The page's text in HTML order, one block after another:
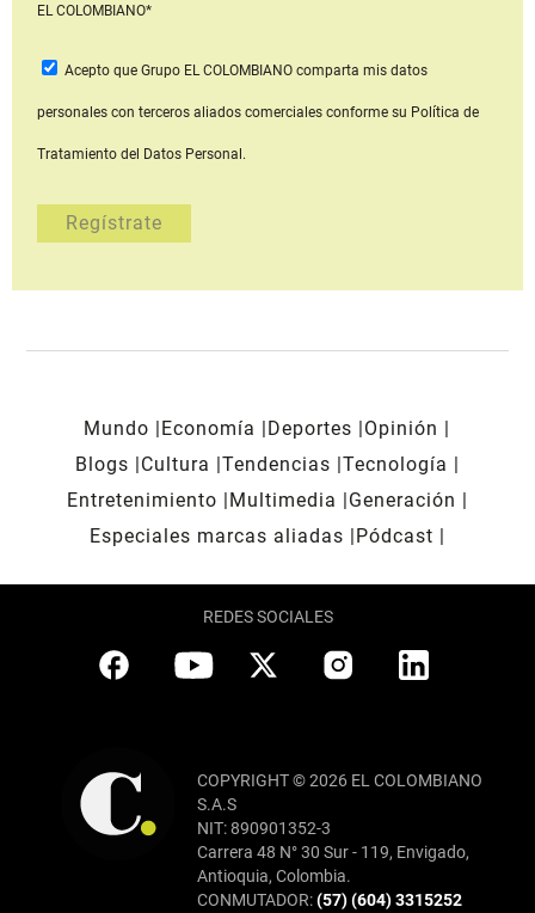
EL COLOMBIANO*
Acepto que Grupo EL COLOMBIANOcomparta mis datos
personales con terceros aliados comerciales conforme su Política de
Tratamiento del Datos Personal.
Mundo Economía Deportes
Opinión
Blogs
Cultura Tendencias Tecnología
Entretenimiento
Multimedia
Generación
Especiales marcas aliadas
Pódcast
REDES SOCIALES
COPYRIGHT © 2026 EL COLOMBIANO
S.A.S
NIT: 890901352-3
Carrera 48 N° 30 Sur - 119, Envigado,
Antioquia, Colombia.
CONMUTADOR:(57) (604) 3315252